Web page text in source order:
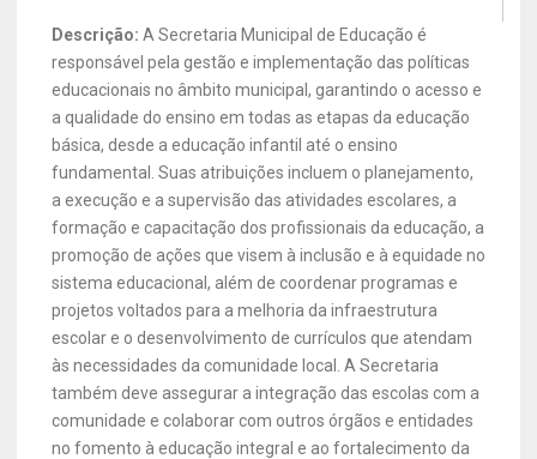
Descrição: A Secretaria Municipal de Educação é
responsável pela gestão e implementação das políticas
educacionais no âmbito municipal, garantindo o acesso e
a qualidade do ensino em todas as etapas da educação
básica, desde a educação infantil até o ensino
fundamental. Suas atribuições incluem o planejamento,
a execução e a supervisão das atividades escolares, a
formação e capacitação dos profissionais da educação, a
promoção de ações que visem à inclusão e à equidade no
sistema educacional, além de coordenar programas e
projetos voltados para a melhoria da infraestrutura
escolar e o desenvolvimento de currículos que atendam
às necessidades da comunidade local. A Secretaria
também deve assegurar a integração das escolas com a
comunidade e colaborar com outros órgãos e entidades
no fomento à educação integral e ao fortalecimento da